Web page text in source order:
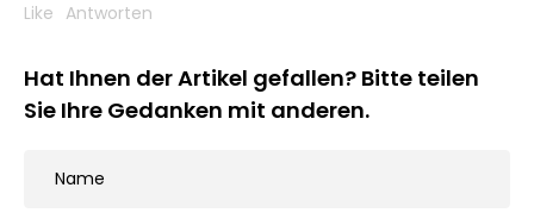
Like Antworten
Hat Ihnen der Artikel gefallen? Bitte teilen
Sie Ihre Gedanken mit anderen.